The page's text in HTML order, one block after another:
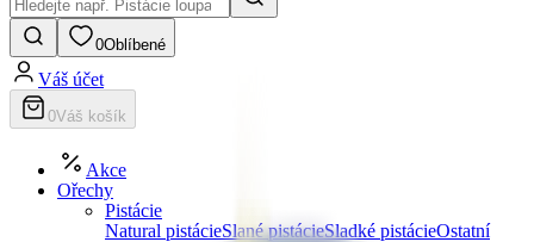
0Oblíbené
Váš účet
0Váš košík
Akce
Ořechy
Pistácie
Natural pistácieSlané pistácieSladké pistácieOstatní